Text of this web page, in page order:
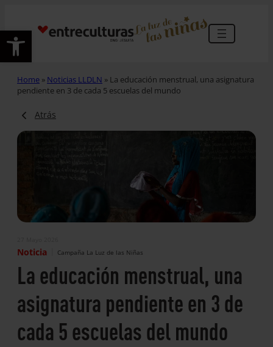
Abrir barra de herramientas
Home » Noticias LLDLN » La educación menstrual, una asignatura
pendiente en 3 de cada 5 escuelas del mundo
Atrás
Noticia Campaña La Luz de las Niñas
La educación menstrual, una
asignatura pendiente en 3 de
cada 5 escuelas del mundo